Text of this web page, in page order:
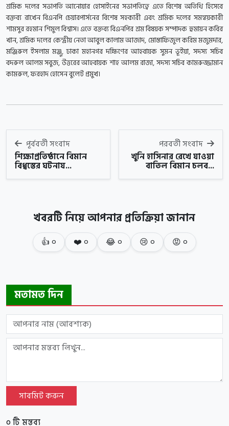
শ্রমিক দলের সভাপতি আনোয়ার হোসাইনের সভাপতিত্বে এতে বিশেষ অতিথি হিসেবে
বক্তব্য রাখেন বিএনপি চেয়ারপার্সনের বিশেষ সহকারী এবং শ্রমিক দলের সমন্বয়কারী
শামসুর রহমান শিমুল বিশ্বাস। এতে বক্তব্য বিএনপির শ্রম বিষয়ক সম্পাদক হুমায়ন কবির
খান, শ্রমিক দলের কেন্দ্রীয় নেতা আবুল কালাম আজাদ, মোস্তাফিজুল করিম মজুমদার,
মঞ্জিরুল ইসলাম মঞ্জু, ঢাকা মহানগর দক্ষিণের আহবায়ক সুমন ভূইয়া, সদস্য সচিব
বদরুল আলম সবুজ, উত্তরের আহবায়ক শাহ আলম রাজা, সদস্য সচিব কামরুজ্জামান
কামরুল, ফরহাদ হোসেন বুলেট প্রমুখ।
পূর্ববর্তী সংবাদ
শিক্ষাপ্রতিষ্ঠানে বিমান
বিধ্বস্তের ঘটনায...
পরবর্তী সংবাদ
খুনি হাসিনার রেখে যাওয়া
বাতিল বিমান চলব...
খবরটি নিয়ে আপনার প্রতিক্রিয়া জানান
👍০ ❤️০ 😂০ 😢০ 😡০
মতামত দিন
সাবমিট করুন
০ টি মন্তব্য